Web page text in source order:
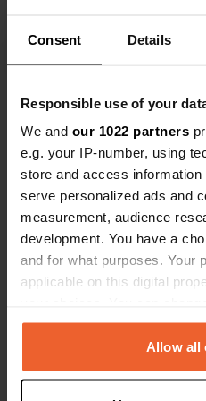
Consent Details
Responsible use of your
We and our 1022 partners
e.g. your IP-number, using
store and access
serve personalized ads and
measurement, audience
development. You have a
and for what purposes. Your
applicable on this digital
any time from the Cookie
the Privacy trigger icon.Allow all
emplacements de
occupés par des voitures.
était là. Heureusement,
s'est libérée. Il s'avère
est la fête de San Isidro
grandes festivités dans
peuvent durer plusieurs
des voitures étaient
camping-cars.
Traduit par GoogleAfficher
Voir tous
Es-tu déjà
Contact
45600, Talavera de la